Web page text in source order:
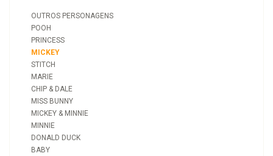
OUTROS PERSONAGENS
POOH
PRINCESS
MICKEY
STITCH
MARIE
CHIP & DALE
MISS BUNNY
MICKEY & MINNIE
MINNIE
DONALD DUCK
BABY